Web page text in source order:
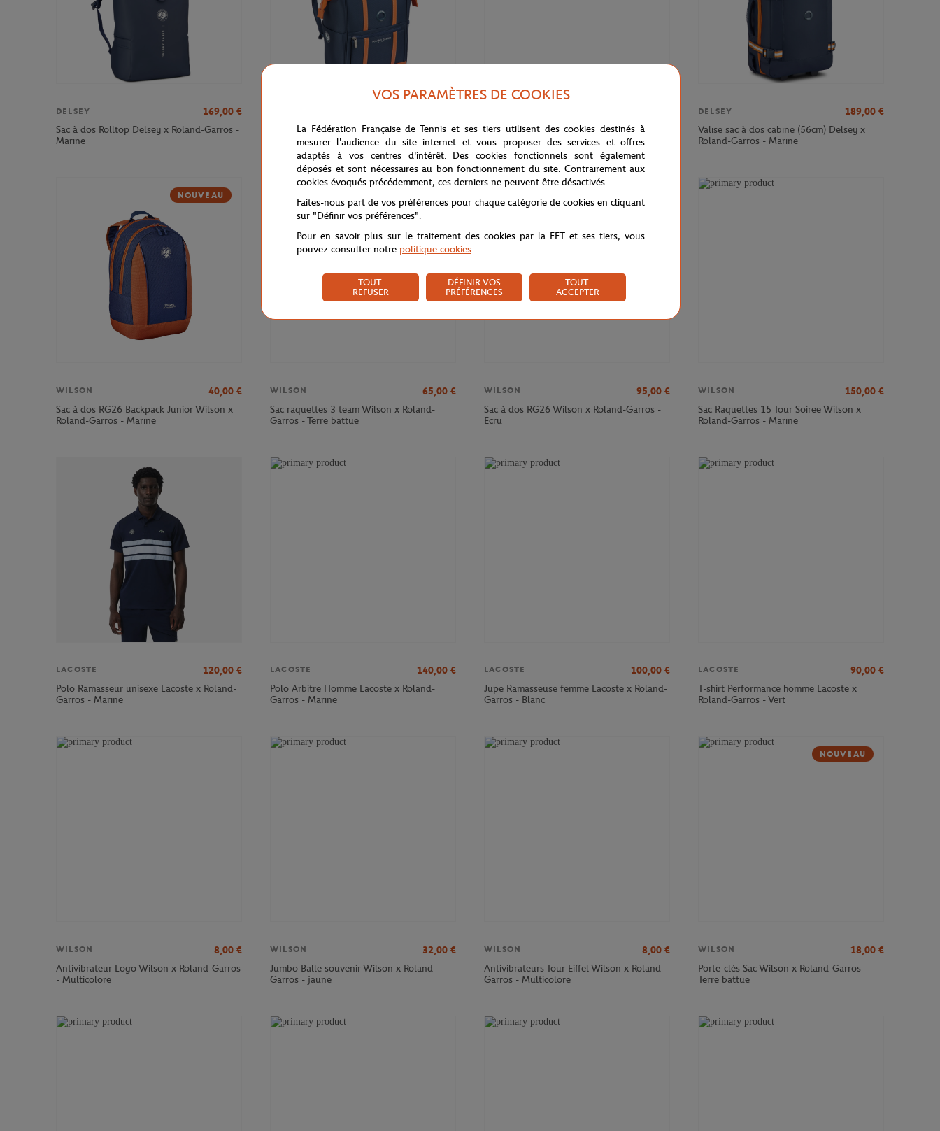
DELSEY 169,00 €
Sac à dos Rolltop Delsey x Roland-Garros -
Marine
Sac à dos Cadence Soft 14" Delsey x
Roland-Garros - Marine
Valise cabine Cadence (55cm) Delsey x
Roland-Garros - Marine
DELSEY 189,00 €
Valise sac à dos cabine (56cm) Delsey x
Roland-Garros - Marine
NOUVEAU
WILSON 40,00 €
Sac à dos RG26 Backpack Junior Wilson x
Roland-Garros - Marine
WILSON 65,00 €
Sac raquettes 3 team Wilson x Roland-
Garros - Terre battue
WILSON 95,00 €
Sac à dos RG26 Wilson x Roland-Garros -
Ecru
WILSON 150,00 €
Sac Raquettes 15 Tour Soiree Wilson x
Roland-Garros - Marine
LACOSTE 120,00 €
Polo Ramasseur unisexe Lacoste x Roland-
Garros - Marine
LACOSTE 140,00 €
Polo Arbitre Homme Lacoste x Roland-
Garros - Marine
LACOSTE 100,00 €
Jupe Ramasseuse femme Lacoste x Roland-
Garros - Blanc
LACOSTE 90,00 €
T-shirt Performance homme Lacoste x
Roland-Garros - Vert
WILSON 8,00 €
Antivibrateur Logo Wilson x Roland-Garros
- Multicolore
WILSON 32,00 €
Jumbo Balle souvenir Wilson x Roland
Garros - jaune
WILSON 8,00 €
Antivibrateurs Tour Eiffel Wilson x Roland-
Garros - Multicolore
NOUVEAU
WILSON 18,00 €
Porte-clés Sac Wilson x Roland-Garros -
Terre battue
VOS PARAMÈTRES DE COOKIES
La Fédération Française de Tennis et ses tiers utilisent des cookies destinés à
mesurer l'audience du site internet et vous proposer des services et offres
adaptés à vos centres d'intérêt. Des cookies fonctionnels sont également
déposés et sont nécessaires au bon fonctionnement du site. Contrairement aux
cookies évoqués précédemment, ces derniers ne peuvent être désactivés.
Faites-nous part de vos préférences pour chaque catégorie de cookies en cliquant
sur "Définir vos préférences".
Pour en savoir plus sur le traitement des cookies par la FFT et ses tiers, vous
pouvez consulter notre politique cookies.
TOUT
REFUSER
DÉFINIR VOS
PRÉFÉRENCES
TOUT
ACCEPTER